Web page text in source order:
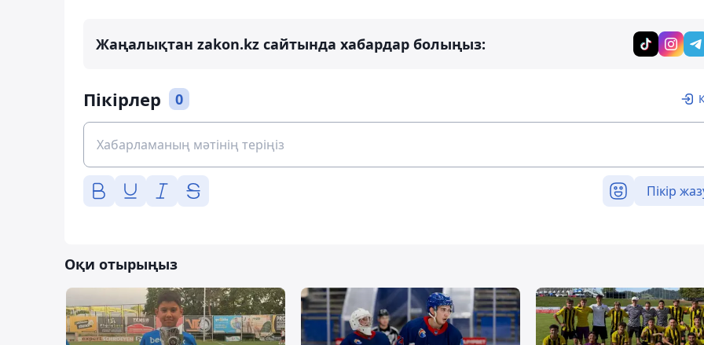
Жаңалықтан zakon.kz сайтында хабардар болыңыз:
Пікірлер 0
Пікір
Оқи отырыңыз